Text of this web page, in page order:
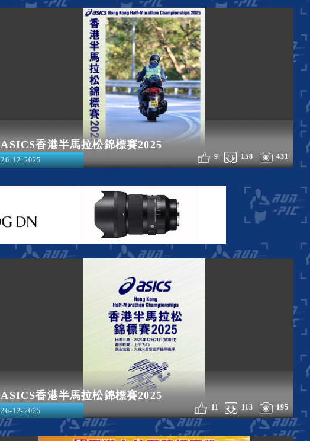
ASICS香港半馬拉松錦標賽2025
431
158
9
26-12-2025
ASICS香港半馬拉松錦標賽2025
195
113
11
26-12-2025